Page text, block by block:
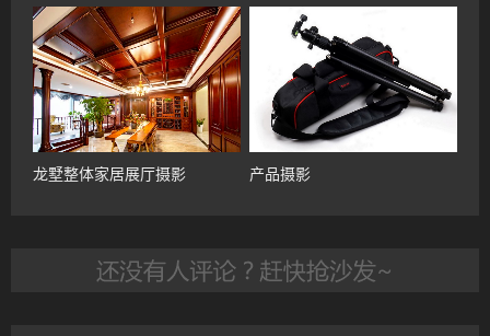
龙墅整体家居展厅摄影 产品摄影